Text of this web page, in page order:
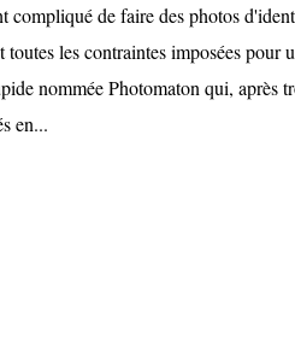
compliqué de faire des photos
toutes les contraintes imposées pour
nommée Photomaton qui, après
en...